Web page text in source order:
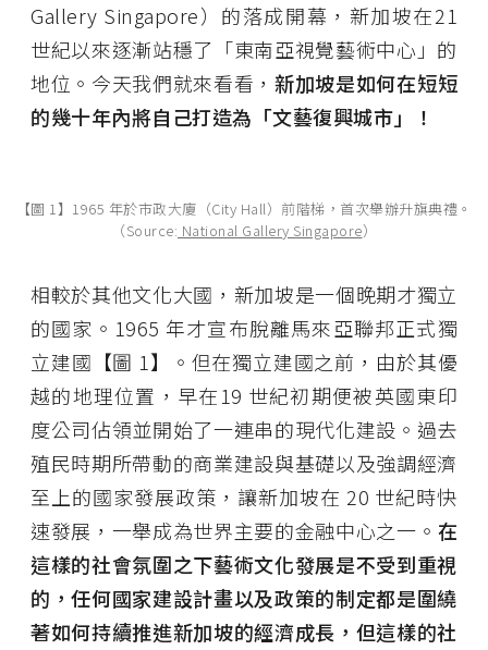
Gallery Singapore）的落成開幕，新加坡在21
世紀以來逐漸站穩了「東南亞視覺藝術中心」的
地位。今天我們就來看看，新加坡是如何在短短
的幾十年內將自己打造為「文藝復興城市」！
【圖 1】1965 年於市政大廈（City Hall）前階梯，首次舉辦升旗典禮。
（Source: National Gallery Singapore）
相較於其他文化大國，新加坡是一個晚期才獨立
的國家。1965 年才宣布脫離馬來亞聯邦正式獨
立建國【圖 1】。但在獨立建國之前，由於其優
越的地理位置，早在19 世紀初期便被英國東印
度公司佔領並開始了一連串的現代化建設。過去
殖民時期所帶動的商業建設與基礎以及強調經濟
至上的國家發展政策，讓新加坡在 20 世紀時快
速發展，一舉成為世界主要的金融中心之一。 在
這樣的社會氛圍之下藝術文化發展是不受到重視
的，任何國家建設計畫以及政策的制定都是圍繞
著如何持續推進新加坡的經濟成長，但這樣的社